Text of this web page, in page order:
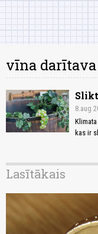
vīna darītava
8.aug
kas ir
Lasītākais